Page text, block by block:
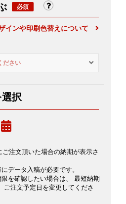
インや印刷色替えについて
ださい
択
ご注文頂いた場合の納期が表示さ
データ入稿が必要です。
を確認したい場合は、 最短納期
ご注文予定日を変更してくださ